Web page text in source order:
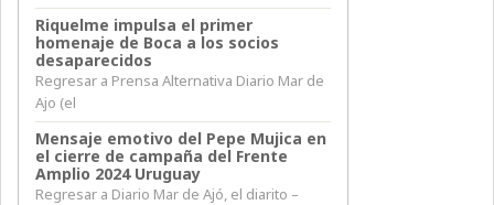
Riquelme impulsa el primer
homenaje de Boca a los socios
desaparecidos
Regresar a Prensa Alternativa Diario Mar de
Ajo (el
Mensaje emotivo del Pepe Mujica en
el cierre de campaña del Frente
Amplio 2024 Uruguay
Regresar a Diario Mar de Ajó, el diarito –